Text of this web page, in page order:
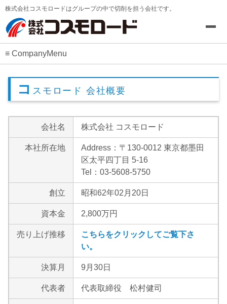
株式会社コスモロードはグループの中で切削を担う会社です。
CompanyMenu
コ スモロード 会社概要
会社名 株式会社 コスモロード
本社所在地
Address：〒130-0012 東京都墨田
区太平四丁目 5-16
Tel：03-5608-5750
創立 昭和62年02月20日
資本金 2,800万円
売り上げ推移
こちらをクリックしてご覧下さ
い。
決算月 9月30日
代表者 代表取締役 松村健司